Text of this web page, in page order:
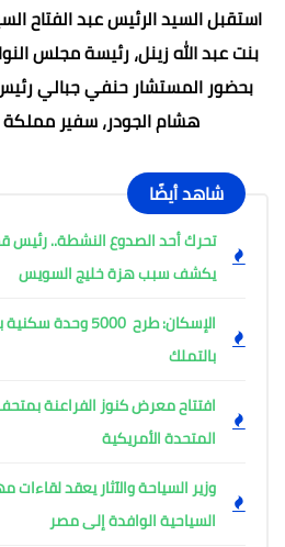
استقبل السيد الرئيس عبد الفتاح
بنت عبد الله زينل، رئيسة مجلس
بحضور المستشار حنفي جبالي
هشام الجودر، سفير مملكة
شاهد أيضًا
تحرك أحد الصدوع النشطة.. رئيس
يكشف سبب هزة خليج السويس
الإسكان: طرح 5000
بالتملك
افتتاح معرض كنوز الفراعنة
المتحدة الأمريكية
وزير السياحة والآثار يعقد لقاءات
السياحية الوافدة إلى مصر